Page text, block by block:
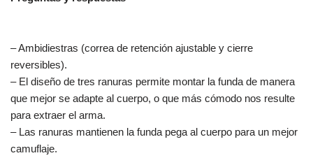
– Ambidiestras (correa de retención ajustable y cierre
reversibles).
– El diseño de tres ranuras permite montar la funda de manera
que mejor se adapte al cuerpo, o que más cómodo nos resulte
para extraer el arma.
– Las ranuras mantienen la funda pega al cuerpo para un mejor
camuflaje.